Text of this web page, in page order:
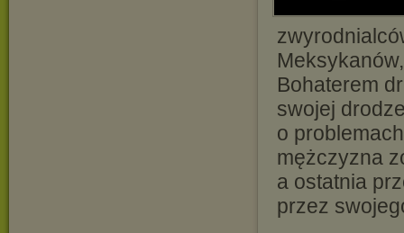
Bohaterem
swojej
o
mężczyzna
a ostatnia
przez